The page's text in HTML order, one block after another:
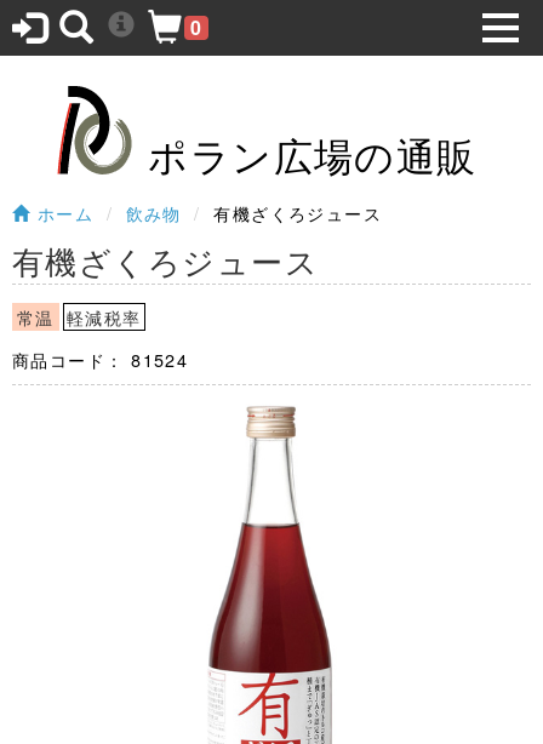
ポラン広場の通販
0
ホーム 飲み物 有機ざくろジュース
有機ざくろジュース
常温
軽減税率
商品コード：
81524